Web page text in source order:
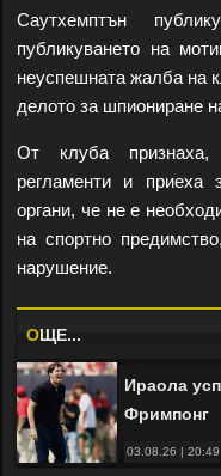
Саутхемптън
публикуването на
неуспешната жалба на
делото за шпиониране
От клуба
регламенти и приеха
органи, че не е
на спортно
нарушение.
OЩЕ...
03.08.26 | 20:49
Ираола
Фримпонг